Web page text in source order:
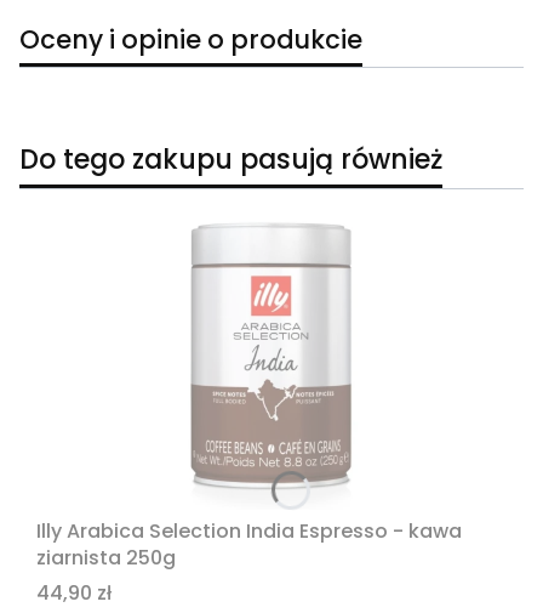
Oceny i opinie o produkcie
Do tego zakupu pasują również
Illy Arabica Selection India Espresso - kawa
ziarnista 250g
Cena
44,90 zł